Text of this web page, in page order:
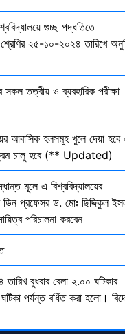
গুচ্ছ পদ্ধতিতে
২৫-১০-২০২৪ তারিখে
তত্বীয় ও ব্যবহারিক পরীক্ষা
আবাসিক হলসমূহ খুলে দেয়া হবে
চালু হবে (** Updated)
মূলে এ বিশ্ববিদ্যালয়ের
ডিন প্রফেসর ড. মোঃ ছিদ্দিকুল
পরিচালনা করবেন
বুধবার বেলা ২.০০ ঘটিকার
পর্যন্ত বর্ধিত করা হলো।